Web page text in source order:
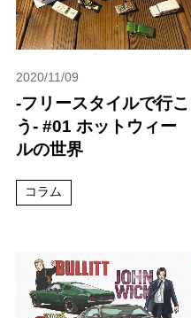
2020/11/09
-フリースタイルで行こ
う- #01 ホットウィー
ルの世界
コラム